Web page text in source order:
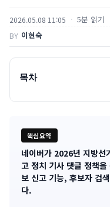
2026.05.08 11:05 5분 읽기
BY 이현숙
목차
핵심요약
기
사
네이버가 2026년 지방선
고 정치 기사 댓글 정책
보 신고 기능, 후보자 검
다.